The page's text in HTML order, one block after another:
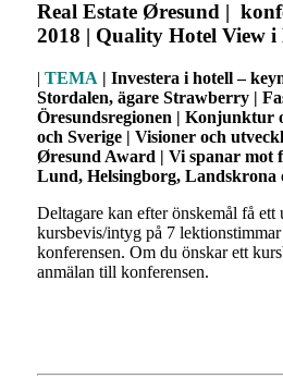
Real Estate Øresund |
2018 | Quality Hotel View i
| TEMA | Investera i hotell –
Stordalen, ägare Strawberry |
Öresundsregionen | Konjunktur
och Sverige | Visioner och
Øresund Award | Vi spanar mot
Lund, Helsingborg, Landskrona
Deltagare kan efter önskemål få ett
kursbevis/intyg på 7
konferensen. Om du önskar ett
anmälan till konferensen.